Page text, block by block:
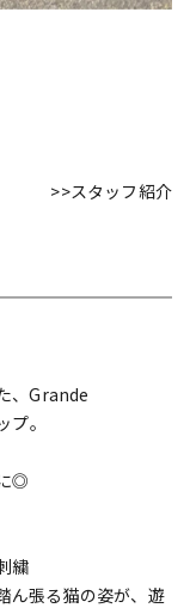
ヴィンテージ>>スタッフ紹介
、Grande
。
◎
繍
ん張る猫の姿が、遊